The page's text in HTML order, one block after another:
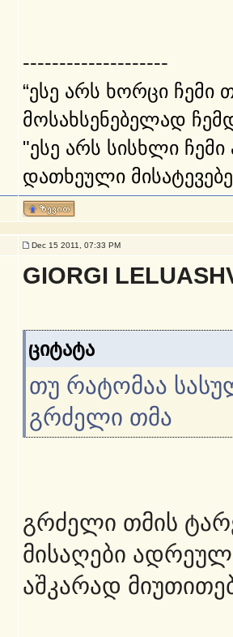
--------------------
“ესე არს ხორცი ჩემი
მოსახსენებელად
"ესე არს სისხლი
დათხეული
Dec 15 2011, 07:33 PM
GIORGI
ციტატა
თუ რატომაა
გრძელი თმა
გრძელი თმის
მისაღები ადრეულ
აშკარად